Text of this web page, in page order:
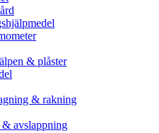
& plåster
& rakning
& avslappning